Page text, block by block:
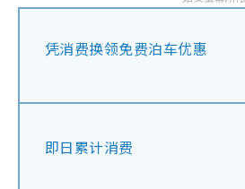
凭消费换领免费泊车优惠
即日累计消费